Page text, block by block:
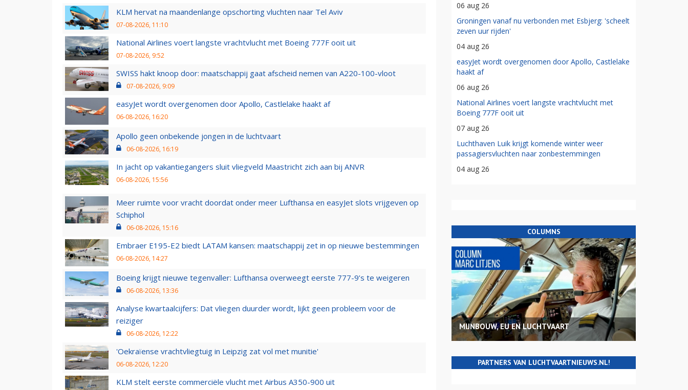
KLM hervat na maandenlange opschorting vluchten naar Tel Aviv
07-08-2026, 11:10
National Airlines voert langste vrachtvlucht met Boeing 777F ooit uit
07-08-2026, 9:52
SWISS hakt knoop door: maatschappij gaat afscheid nemen van A220-100-vloot
07-08-2026, 9:09
easyJet wordt overgenomen door Apollo, Castlelake haakt af
06-08-2026, 16:20
Apollo geen onbekende jongen in de luchtvaart
06-08-2026, 16:19
In jacht op vakantiegangers sluit vliegveld Maastricht zich aan bij ANVR
06-08-2026, 15:56
Meer ruimte voor vracht doordat onder meer Lufthansa en easyJet slots vrijgeven op
Schiphol
06-08-2026, 15:16
Embraer E195-E2 biedt LATAM kansen: maatschappij zet in op nieuwe bestemmingen
06-08-2026, 14:27
Boeing krijgt nieuwe tegenvaller: Lufthansa overweegt eerste 777-9’s te weigeren
06-08-2026, 13:36
Analyse kwartaalcijfers: Dat vliegen duurder wordt, lijkt geen probleem voor de
reiziger
06-08-2026, 12:22
'Oekraïense vrachtvliegtuig in Leipzig zat vol met munitie'
06-08-2026, 12:20
KLM stelt eerste commerciële vlucht met Airbus A350-900 uit
06 aug 26
Groningen vanaf nu verbonden met Esbjerg: 'scheelt
zeven uur rijden'
04 aug 26
easyJet wordt overgenomen door Apollo, Castlelake
haakt af
06 aug 26
National Airlines voert langste vrachtvlucht met
Boeing 777F ooit uit
07 aug 26
Luchthaven Luik krijgt komende winter weer
passagiersvluchten naar zonbestemmingen
04 aug 26
COLUMNS
MIJNBOUW, EU EN LUCHTVAART
PARTNERS VAN LUCHTVAARTNIEUWS.NL!